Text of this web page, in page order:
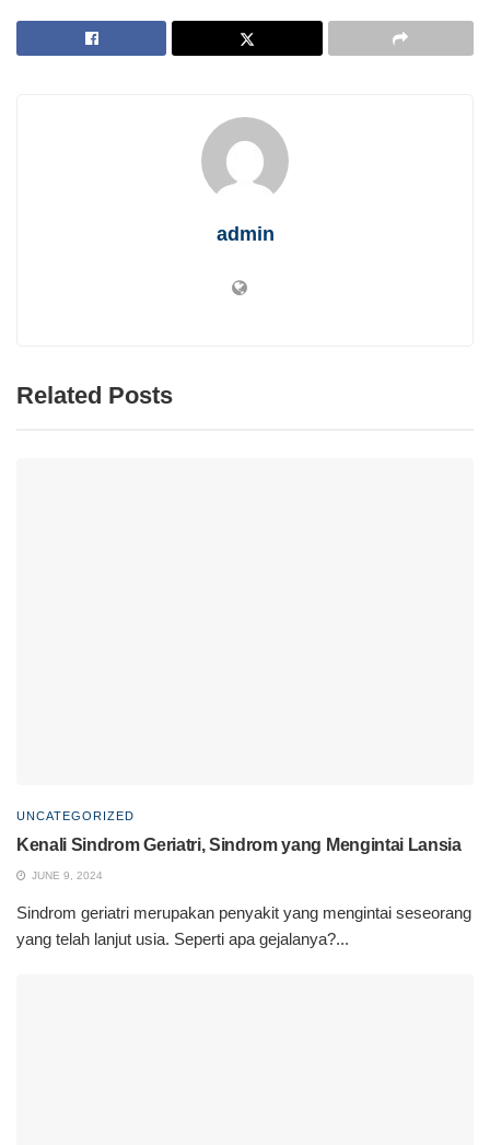
admin
Related Posts
UNCATEGORIZED
Kenali Sindrom Geriatri, Sindrom yang Mengintai Lansia
JUNE 9, 2024
Sindrom geriatri merupakan penyakit yang mengintai seseorang
yang telah lanjut usia. Seperti apa gejalanya?...